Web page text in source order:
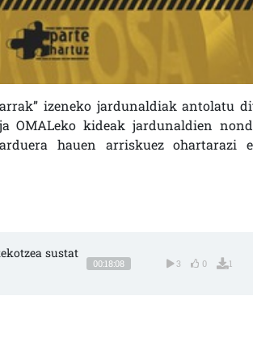
izeneko jardunaldiak antolatu
OMALeko kideak jardunaldien
hauen arriskuez ohartarazi
sustat
00:18:08 3 0 1